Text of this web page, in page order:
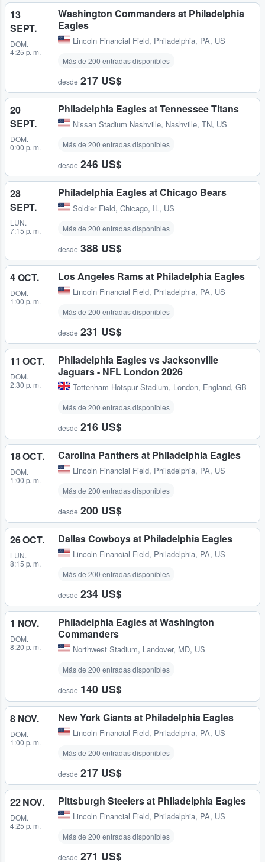
13
SEPT.
DOM.
4:25 p. m.
Washington Commanders at Philadelphia
Eagles
Lincoln Financial Field, Philadelphia, PA, US
Más de 200 entradas disponibles
desde 217 US$
20
SEPT.
DOM.
0:00 p. m.
Philadelphia Eagles at Tennessee Titans
Nissan Stadium Nashville, Nashville, TN, US
Más de 200 entradas disponibles
desde 246 US$
28
SEPT.
LUN.
7:15 p. m.
Philadelphia Eagles at Chicago Bears
Soldier Field, Chicago, IL, US
Más de 200 entradas disponibles
desde 388 US$
4 OCT.
DOM.
1:00 p. m.
Los Angeles Rams at Philadelphia Eagles
Lincoln Financial Field, Philadelphia, PA, US
Más de 200 entradas disponibles
desde 231 US$
11 OCT.
DOM.
2:30 p. m.
Philadelphia Eagles vs Jacksonville
Jaguars - NFL London 2026
Tottenham Hotspur Stadium, London, England, GB
Más de 200 entradas disponibles
desde 216 US$
18 OCT.
DOM.
1:00 p. m.
Carolina Panthers at Philadelphia Eagles
Lincoln Financial Field, Philadelphia, PA, US
Más de 200 entradas disponibles
desde 200 US$
26 OCT.
LUN.
8:15 p. m.
Dallas Cowboys at Philadelphia Eagles
Lincoln Financial Field, Philadelphia, PA, US
Más de 200 entradas disponibles
desde 234 US$
1 NOV.
DOM.
8:20 p. m.
Philadelphia Eagles at Washington
Commanders
Northwest Stadium, Landover, MD, US
Más de 200 entradas disponibles
desde 140 US$
8 NOV.
DOM.
1:00 p. m.
New York Giants at Philadelphia Eagles
Lincoln Financial Field, Philadelphia, PA, US
Más de 200 entradas disponibles
desde 217 US$
22 NOV.
DOM.
4:25 p. m.
Pittsburgh Steelers at Philadelphia Eagles
Lincoln Financial Field, Philadelphia, PA, US
Más de 200 entradas disponibles
desde 271 US$